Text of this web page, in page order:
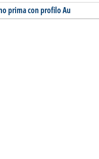
prima con profilo Au